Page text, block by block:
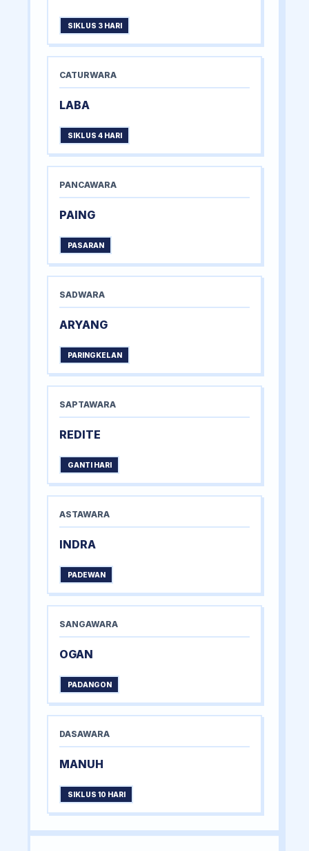
SIKLUS 3 HARI
CATURWARA
LABA
SIKLUS 4 HARI
PANCAWARA
PAING
PASARAN
SADWARA
ARYANG
PARINGKELAN
SAPTAWARA
REDITE
GANTI HARI
ASTAWARA
INDRA
PADEWAN
SANGAWARA
OGAN
PADANGON
DASAWARA
MANUH
SIKLUS 10 HARI